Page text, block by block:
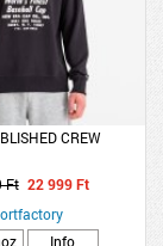
CREW
Ft 22 999 Ft
Info